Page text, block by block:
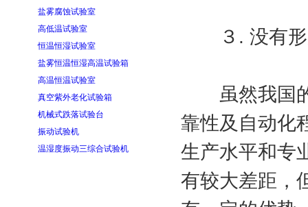
盐雾腐蚀试验室
高低温试验室
恒温恒湿试验室
盐雾恒温恒湿高温试验箱
高温恒温试验室
真空紫外老化试验箱
机械式跌落试验台
振动试验机
温湿度振动三综合试验机
３. 没有形
虽然我国的
靠性及自动化
生产水平和专
有较大差距，